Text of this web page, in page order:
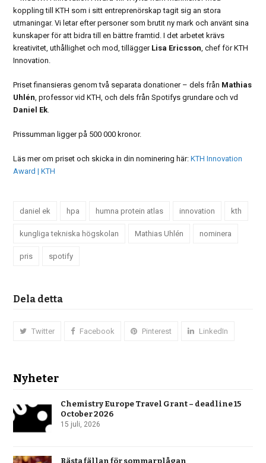
koppling till KTH som i sitt entreprenörskap tagit sig an stora
utmaningar. Vi letar efter personer som brutit ny mark och använt sina
kunskaper för att bidra till en bättre framtid. I det arbetet krävs
kreativitet, uthållighet och mod, tillägger Lisa Ericsson , chef för KTH
Innovation.
Priset finansieras genom två separata donationer – dels från Mathias
Uhlén , professor vid KTH, och dels från Spotifys grundare och vd
Daniel Ek
Prissumman ligger på 500 000 kronor.
Läs mer om priset och skicka in din nominering här:KTH Innovation
Award | KTH
daniel ek hpa humna protein atlas innovation kth
kungliga tekniska högskolan Mathias Uhlén nominera
pris spotify
Dela detta
Twitter Facebook Pinterest LinkedIn
Nyheter
Chemistry Europe Travel Grant – deadline 15
October 2026
15 juli, 2026
Bästa fällan för sommarplågan